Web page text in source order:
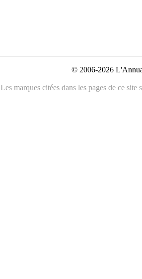
© 2006-2026
Les marques citées dans les pages de ce